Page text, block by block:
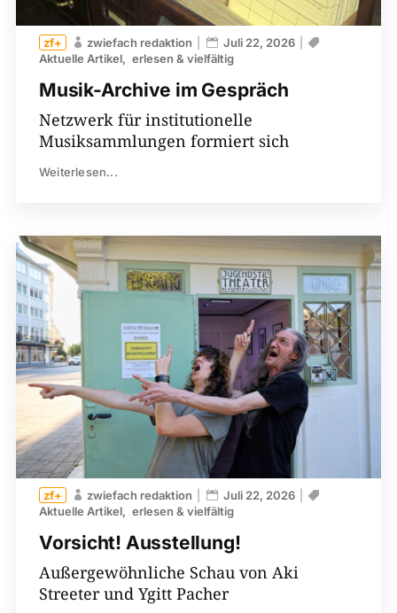
Musik-Archive im Gespräch
zwiefach redaktion
Juli 22, 2026
Aktuelle Artikel
erlesen & vielfältig
Netzwerk für institutionelle
Musiksammlungen formiert sich
Weiterlesen...
Vorsicht! Ausstellung!
zwiefach redaktion
Juli 22, 2026
Aktuelle Artikel
erlesen & vielfältig
Außergewöhnliche Schau von Aki
Streeter und Ygitt Pacher